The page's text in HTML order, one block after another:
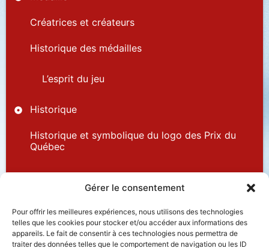
Gérer le consentement
Pour offrir les meilleures expériences, nous utilisons des technologies
telles que les cookies pour stocker et/ou accéder aux informations des
appareils. Le fait de consentir à ces technologies nous permettra de
traiter des données telles que le comportement de navigation ou les ID
Créatrices et créateurs
Historique des médailles
L’esprit du jeu
Historique
Historique et symbolique du logo des Prix du
Québec